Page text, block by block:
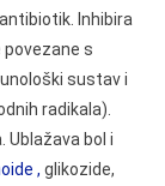
Inhibira
povezane s
sustav i
radikala).
Ublažava bol i
, glikozide,